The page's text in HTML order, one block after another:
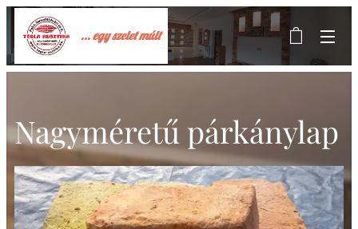
... egy szelet múlt
Nagyméretű párkánylap